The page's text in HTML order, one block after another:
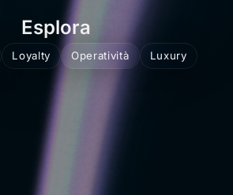
Esplora
Loyalty Operatività Luxury